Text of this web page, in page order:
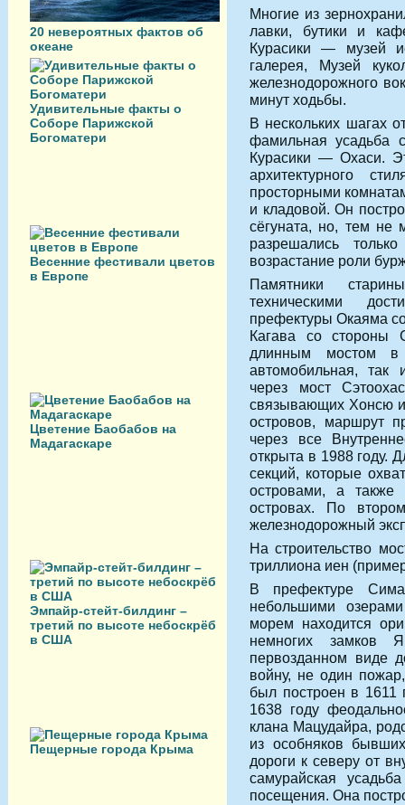
20 невероятных фактов об
океане
Удивительные факты о
Соборе Парижской
Богоматери
Весенние фестивали цветов
в Европе
Цветение Баобабов на
Мадагаскаре
Эмпайр-стейт-билдинг –
третий по высоте небоскрёб
в США
Пещерные города Крыма
Многие из
лавки, бутики и
Курасики — музей
галерея, Музей
железно­дорожного
минут ходьбы.
В нескольких шагах
фамильная усадьба
Курасики — Охаси.
архитектурного
просторными
и кладовой. Он
сёгуната, но, тем не
разрешались
возрастание роли
Памятники
техническими
префектуры Окаяма
Кагава со стороны
длинным мостом в
автомобильная, так
через мост
связывающих Хонсю и
островов, маршрут
через все
открыта в 1988 году.
секций, которые
островами, а также
островах. По
железнодорожный
На строительство
триллиона иен
В префектуре
небольшими
морем находится
немногих замков
первозданном виде
войну, не один
был построен в 1611
1638 году
клана Мацудайра,
из особняков
дороги к северу от
са­мурайская
посещения. Она